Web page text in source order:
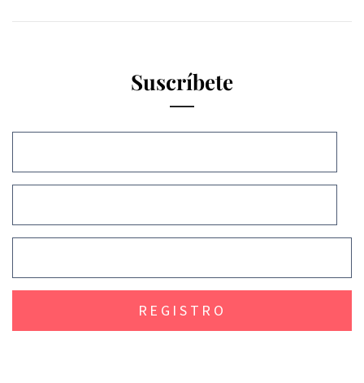
Suscríbete